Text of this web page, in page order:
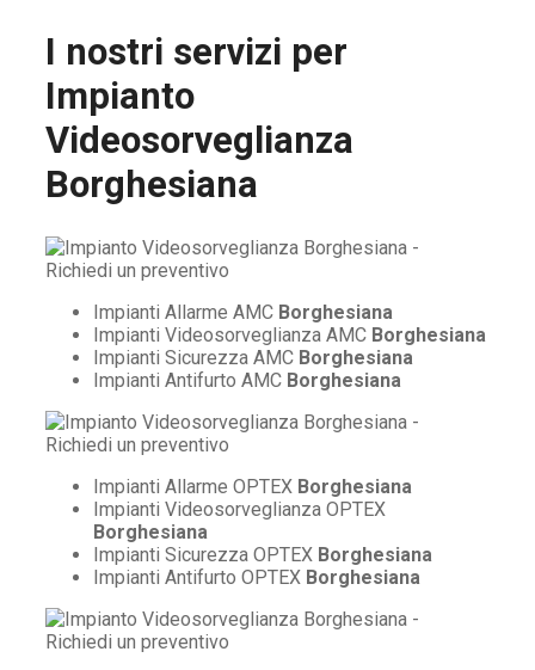
I nostri servizi per
Impianto
Videosorveglianza
Borghesiana
Impianti Allarme AMC Borghesiana
Impianti Videosorveglianza AMC Borghesiana
Impianti Sicurezza AMC Borghesiana
Impianti Antifurto AMC Borghesiana
Impianti Allarme OPTEX Borghesiana
Impianti Videosorveglianza OPTEX
Borghesiana
Impianti Sicurezza OPTEX Borghesiana
Impianti Antifurto OPTEX Borghesiana